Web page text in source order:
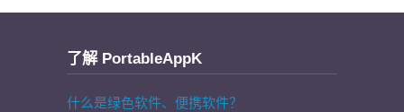
了解 PortableAppK
什么是绿色软件、便携软件？